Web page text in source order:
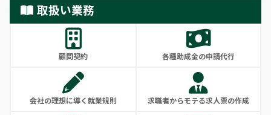
取扱い業務
顧問契約 各種助成金の申請代行
会社の理想に導く就業規則 求職者からモテる求人票の作成